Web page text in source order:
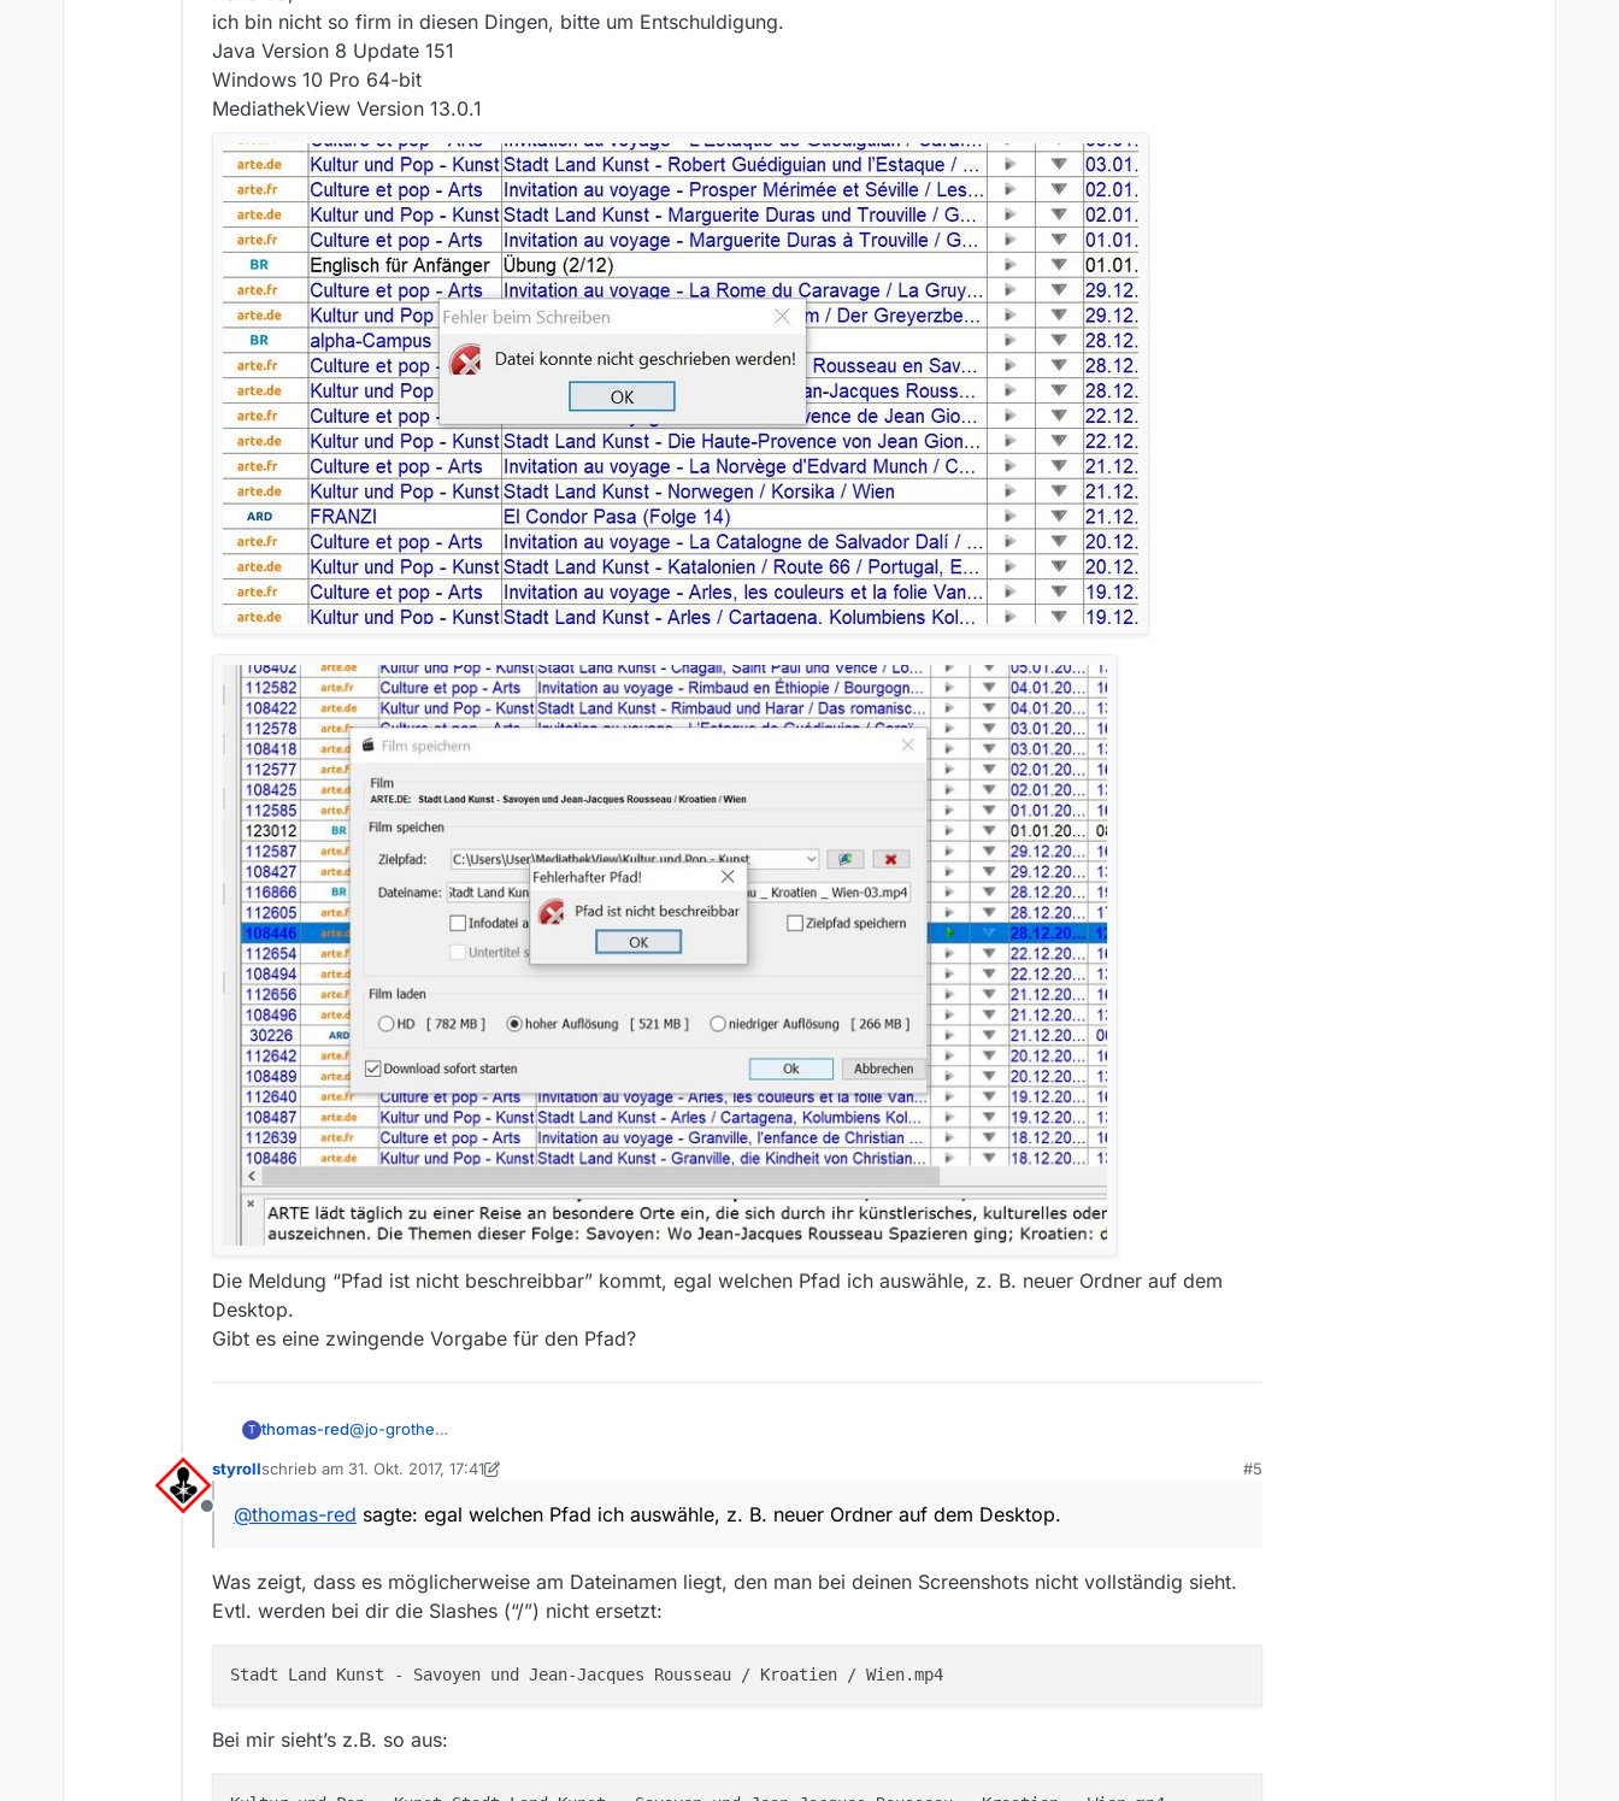
ich bin nicht so firm in diesen Dingen, bitte um Entschuldigung.
Java Version 8 Update 151
Windows 10 Pro 64-bit
MediathekView Version 13.0.1
Die Meldung “Pfad ist nicht beschreibbar” kommt, egal welchen Pfad ich auswähle, z. B. neuer Ordner auf dem
Desktop.
Gibt es eine zwingende Vorgabe für den Pfad?
T thomas-red@jo-grothe
ich bin nicht so firm in diesen Dingen, bitte um Entschuldigung.
Windows 10 Pro 64-bit
Offline
styrollschrieb am 31. Okt. 2017, 17:41
zuletzt editiert von styroll
#5
@thomas-red sagte: egal welchen Pfad ich auswähle, z. B. neuer Ordner auf dem Desktop.
Was zeigt, dass es möglicherweise am Dateinamen liegt, den man bei deinen Screenshots nicht vollständig sieht.
Evtl. werden bei dir die Slashes (“/”) nicht ersetzt:
Bei mir sieht’s z.B. so aus: